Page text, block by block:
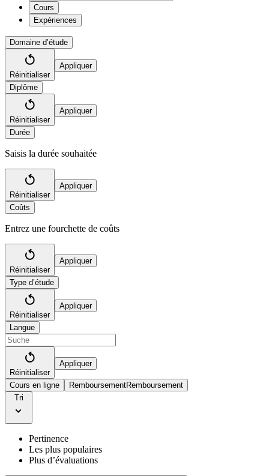
Cours
Expériences
Domaine d’étude
Réinitialiser
Appliquer
Diplôme
Réinitialiser
Appliquer
Durée
Saisis la durée souhaitée
Réinitialiser
Appliquer
Coûts
Entrez une fourchette de coûts
Réinitialiser
Appliquer
Type d’étude
Réinitialiser
Appliquer
Langue
Réinitialiser
Appliquer
Cours en ligne RemboursementRemboursement
Tri
Pertinence
Les plus populaires
Plus d’évaluations